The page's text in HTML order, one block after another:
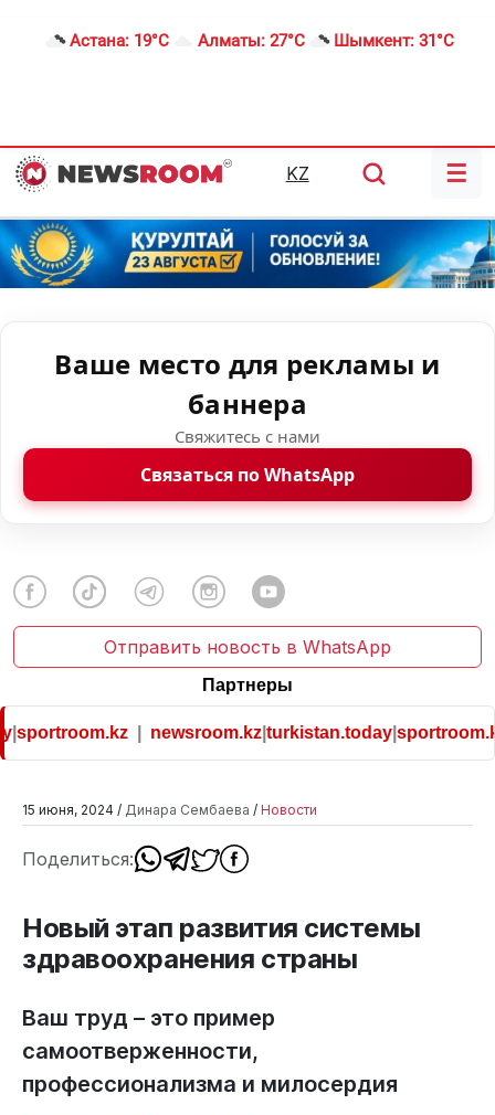
Астана: 19°C Алматы: 27°C Шымкент: 31°C
KZ ☰
Ваше место для рекламы и
баннера
Свяжитесь с нами
Связаться по WhatsApp
Отправить новость в WhatsApp
Партнеры
|newsroom.kz|turkistan.today|sportroom.kz
15 июня, 2024 / Динара Сембаева / Новости
Поделиться:
Новый этап развития системы
здравоохранения страны
Ваш труд – это пример
самоотверженности,
профессионализма и милосердия